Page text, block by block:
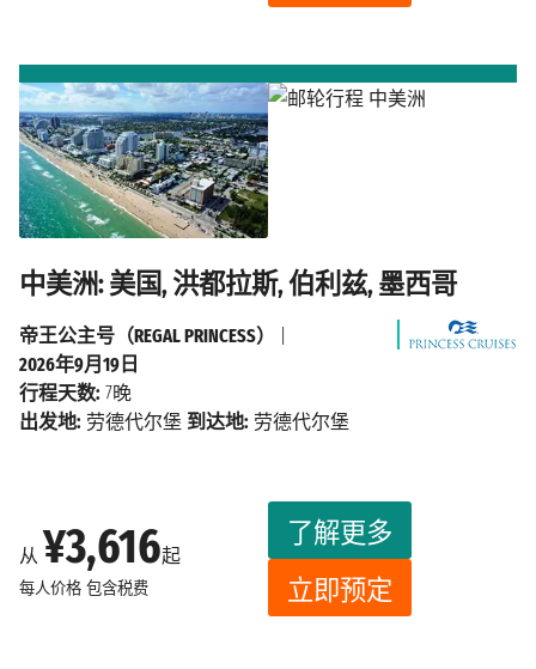
中美洲: 美国, 洪都拉斯, 伯利兹, 墨西哥
从 ¥3,616起
每人价格 包含税费
了解更多
立即预定
帝王公主号（REGAL PRINCESS）
2026年9月19日
行程天数: 7晚
出发地: 劳德代尔堡 到达地: 劳德代尔堡